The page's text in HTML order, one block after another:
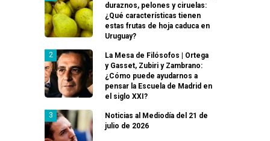
duraznos, pelones y ciruelas:
¿Qué características tienen
estas frutas de hoja caduca en
Uruguay?
La Mesa de Filósofos | Ortega
y Gasset, Zubiri y Zambrano:
¿Cómo puede ayudarnos a
pensar la Escuela de Madrid en
el siglo XXI?
Noticias al Mediodía del 21 de
julio de 2026